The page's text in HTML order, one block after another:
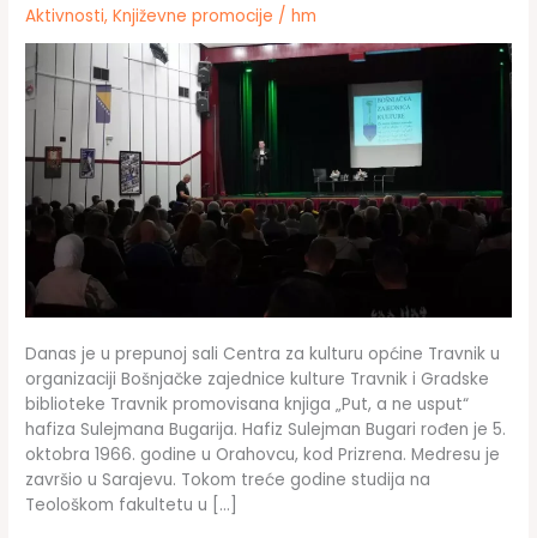
Aktivnosti,Književne promocije /hm
Danas je u prepunoj sali Centra za kulturu općine Travnik u
organizaciji Bošnjačke zajednice kulture Travnik i Gradske
biblioteke Travnik promovisana knjiga „Put, a ne usput“
hafiza Sulejmana Bugarija. Hafiz Sulejman Bugari rođen je 5.
oktobra 1966. godine u Orahovcu, kod Prizrena. Medresu je
završio u Sarajevu. Tokom treće godine studija na
Teološkom fakultetu u […]